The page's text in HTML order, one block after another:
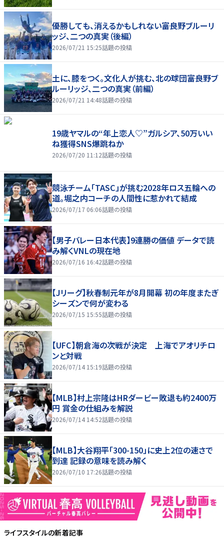
優勝しても、消えるかもしれない――富良野ブルーリ
ッジ、二つの真実（後編）
2026/07/21 15:25話題の投稿
土に、膝をつく。文化人が挑む、北の球団――富良野ブ
ルーリッジ、二つの真実（前編）
2026/07/21 14:48話題の投稿
19歳ヤマルの“年上恋人♡”ガルシア、50万いい
ね獲得SNS爆跳ねか
2026/07/20 11:12話題の投稿
競泳チーム「TASC」が挑む2028年ロス五輪への
道。堀之内コーチの人間性に惹かれて結成
2026/07/17 06:06話題の投稿
【男子バレー日本代表】9連勝の価値 データで読
み解くVNLの現在地
2026/07/16 16:42話題の投稿
【Jリーグ】秋春制元年が8月開幕 初の年度またぎ
シーズンで何が変わる
2026/07/15 15:55話題の投稿
【UFC】朝倉海の次戦が決定 上海でアオリチロ
ンと対戦
2026/07/14 15:19話題の投稿
【MLB】村上宗隆はHRダービー敗退も約2400万
円 賞金の仕組みを解説
2026/07/14 14:52話題の投稿
【MLB】大谷翔平「300-150」に史上2位の速さで
到達 記録の意味を読み解く
2026/07/10 17:26話題の投稿
ライフスタイルの新着記事